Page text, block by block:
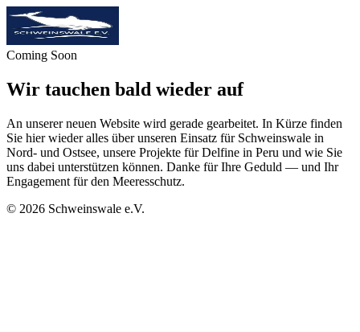
Coming Soon
Wir tauchen bald wieder auf
An unserer neuen Website wird gerade gearbeitet. In Kürze finden
Sie hier wieder alles über unseren Einsatz für Schweinswale in
Nord- und Ostsee, unsere Projekte für Delfine in Peru und wie Sie
uns dabei unterstützen können. Danke für Ihre Geduld — und Ihr
Engagement für den Meeresschutz.
© 2026 Schweinswale e.V.